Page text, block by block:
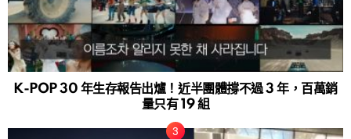
K-POP 30 年生存報告出爐！近半團體撐不過 3 年，百萬銷
量只有 19 組